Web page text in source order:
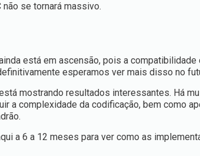
se tornará massivo.
está em ascensão, pois a compatibilidade
esperamos ver mais disso no
mostrando resultados interessantes. Há
a complexidade da codificação, bem como
a 6 a 12 meses para ver como as